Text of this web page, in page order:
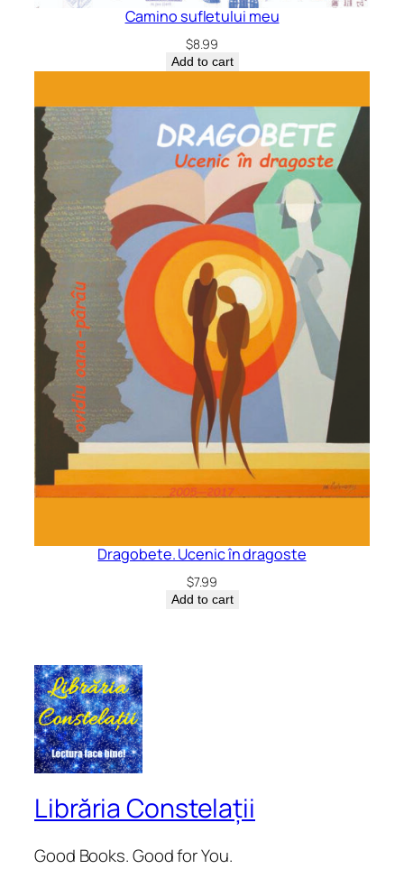
Camino sufletului meu
$8.99
Add to cart
Dragobete. Ucenic în dragoste
$7.99
Add to cart
Librăria Constelații
Good Books. Good for You.